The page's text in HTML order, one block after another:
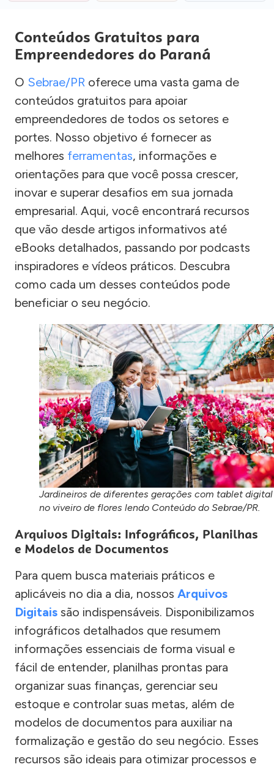
Conteúdos Gratuitos para
Empreendedores do Paraná
O Sebrae/PR oferece uma vasta gama de
conteúdos gratuitos para apoiar
empreendedores de todos os setores e
portes. Nosso objetivo é fornecer as
melhores ferramentas, informações e
orientações para que você possa crescer,
inovar e superar desafios em sua jornada
empresarial. Aqui, você encontrará recursos
que vão desde artigos informativos até
eBooks detalhados, passando por podcasts
inspiradores e vídeos práticos. Descubra
como cada um desses conteúdos pode
beneficiar o seu negócio.
Jardineiros de diferentes gerações com tablet digital
no viveiro de flores lendo Conteúdo do Sebrae/PR.
Arquivos Digitais: Infográficos, Planilhas
e Modelos de Documentos
Para quem busca materiais práticos e
aplicáveis no dia a dia, nossos Arquivos
Digitais são indispensáveis. Disponibilizamos
infográficos detalhados que resumem
informações essenciais de forma visual e
fácil de entender, planilhas prontas para
organizar suas finanças, gerenciar seu
estoque e controlar suas metas, além de
modelos de documentos para auxiliar na
formalização e gestão do seu negócio. Esses
recursos são ideais para otimizar processos e